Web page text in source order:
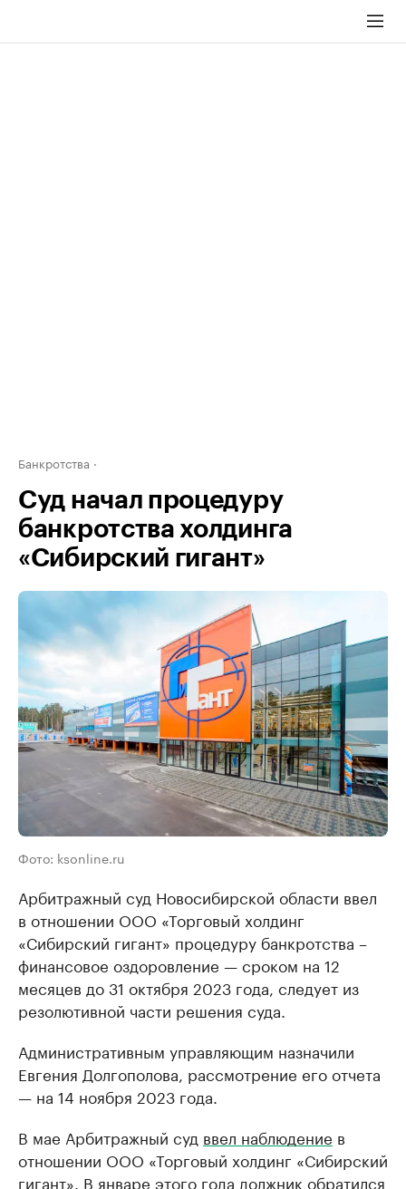
Банкротства
Суд начал процедуру
банкротства холдинга
«Сибирский гигант»
Фото: ksonline.ru
Арбитражный суд Новосибирской области ввел
в отношении ООО «Торговый холдинг
«Сибирский гигант» процедуру банкротства –
финансовое оздоровление — сроком на 12
месяцев до 31 октября 2023 года, следует из
резолютивной части решения суда.
Административным управляющим назначили
Евгения Долгополова, рассмотрение его отчета
— на 14 ноября 2023 года.
В мае Арбитражный суд ввел наблюдение в
отношении ООО «Торговый холдинг «Сибирский
гигант». В январе этого года должник обратился